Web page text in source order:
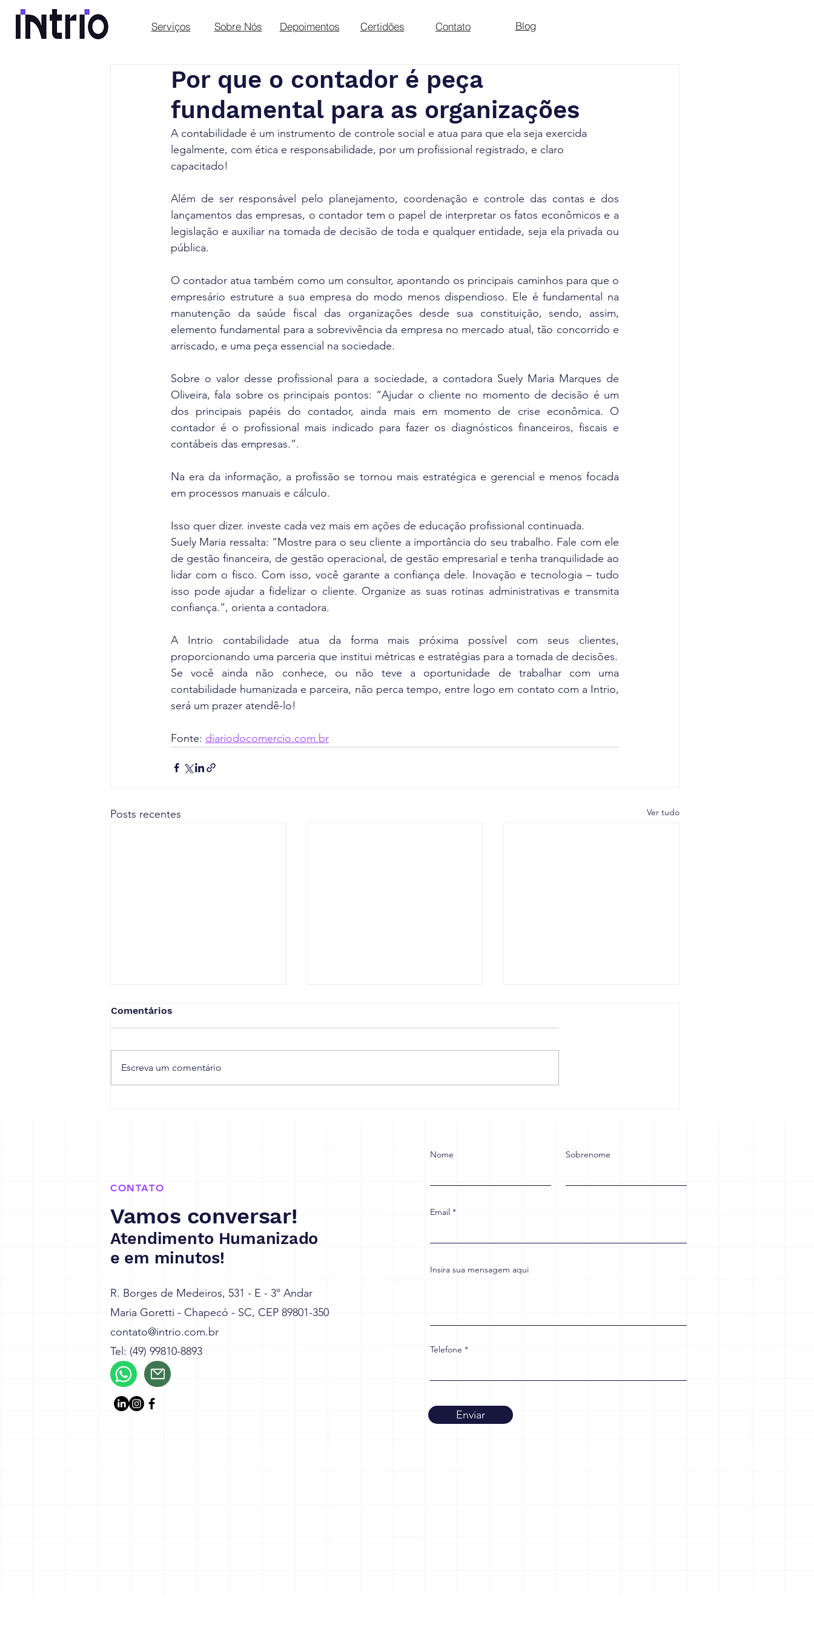
Serviços Sobre Nós Depoimentos Certidões Blog
Contato
Por que o contador é peça
fundamental para as organizações
A contabilidade é um instrumento de controle social e atua para que ela seja exercida
legalmente, com ética e responsabilidade, por um profissional registrado, e claro
capacitado!
Além de ser responsável pelo planejamento, coordenação e controle das contas e dos
lançamentos das empresas, o contador tem o papel de interpretar os fatos econômicos e a
legislação e auxiliar na tomada de decisão de toda e qualquer entidade, seja ela privada ou
pública.
O contador atua também como um consultor, apontando os principais caminhos para que o
empresário estruture a sua empresa do modo menos dispendioso. Ele é fundamental na
manutenção da saúde fiscal das organizações desde sua constituição, sendo, assim,
elemento fundamental para a sobrevivência da empresa no mercado atual, tão concorrido e
arriscado, e uma peça essencial na sociedade.
Sobre o valor desse profissional para a sociedade, a contadora Suely Maria Marques de
Oliveira, fala sobre os principais pontos: “Ajudar o cliente no momento de decisão é um
dos principais papéis do contador, ainda mais em momento de crise econômica. O
contador é o profissional mais indicado para fazer os diagnósticos financeiros, fiscais e
contábeis das empresas.”.
Na era da informação, a profissão se tornou mais estratégica e gerencial e menos focada
em processos manuais e cálculo.
Isso quer dizer. investe cada vez mais em ações de educação profissional continuada.
Suely Maria ressalta: “Mostre para o seu cliente a importância do seu trabalho. Fale com ele
de gestão financeira, de gestão operacional, de gestão empresarial e tenha tranquilidade ao
lidar com o fisco. Com isso, você garante a confiança dele. Inovação e tecnologia – tudo
isso pode ajudar a fidelizar o cliente. Organize as suas rotinas administrativas e transmita
confiança.”, orienta a contadora.
A Intrio contabilidade atua da forma mais próxima possível com seus clientes,
proporcionando uma parceria que institui métricas e estratégias para a tomada de decisões.
Se você ainda não conhece, ou não teve a oportunidade de trabalhar com uma
contabilidade humanizada e parceira, não perca tempo, entre logo em contato com a Intrio,
será um prazer atendê-lo!
Fonte: diariodocomercio.com.br
Posts recentes Ver tudo
Comentários
Escreva um comentário
CONTATO
Vamos conversar!
Atendimento Humanizado
e em minutos!
R. Borges de Medeiros, 531 - E - 3º Andar
Maria Goretti - Chapecó - SC, CEP 89801-350
contato@intrio.com.br
Tel: (49) 99810-8893
Nome Sobrenome
Email
Insira sua mensagem aqui
Telefone
Enviar